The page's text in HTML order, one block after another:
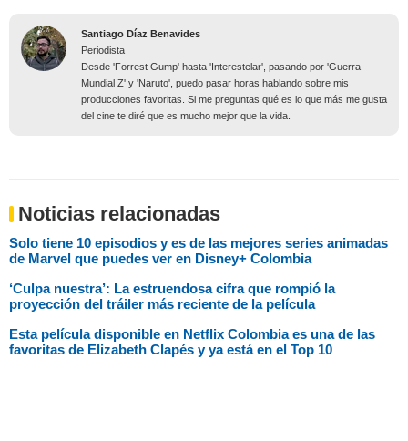
Santiago Díaz Benavides
Periodista
Desde 'Forrest Gump' hasta 'Interestelar', pasando por 'Guerra
Mundial Z' y 'Naruto', puedo pasar horas hablando sobre mis
producciones favoritas. Si me preguntas qué es lo que más me gusta
del cine te diré que es mucho mejor que la vida.
Noticias relacionadas
Solo tiene 10 episodios y es de las mejores series animadas
de Marvel que puedes ver en Disney+ Colombia
‘Culpa nuestra’: La estruendosa cifra que rompió la
proyección del tráiler más reciente de la película
Esta película disponible en Netflix Colombia es una de las
favoritas de Elizabeth Clapés y ya está en el Top 10